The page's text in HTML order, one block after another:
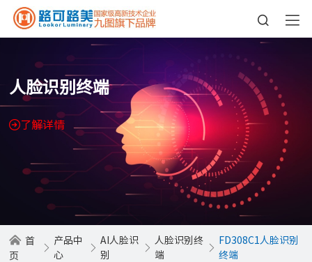
人脸识别终端
了解详情
首
页
产品中
心
AI人脸识
别
人脸识别终
端
FD308C1人脸识别
终端